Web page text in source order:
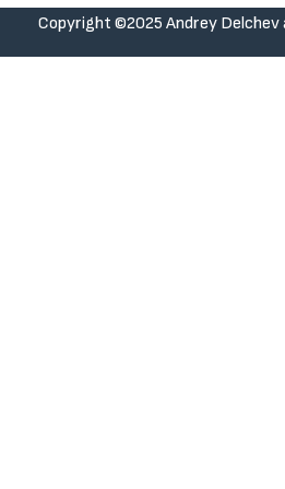
Copyright ©2025 Andrey